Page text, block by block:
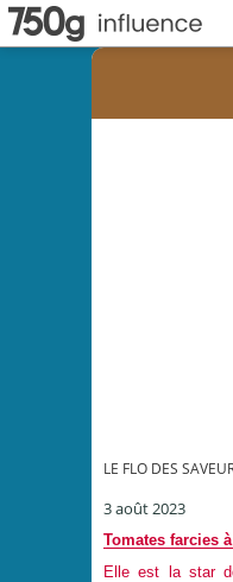
LE FLO DES
3 août 2023
Tomates farcies
Elle est la star